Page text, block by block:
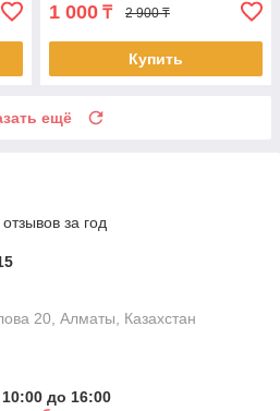
1 000 ₸ 2 900 ₸
Купить
ещё
за год
20, Алматы, Казахстан
до 16:00